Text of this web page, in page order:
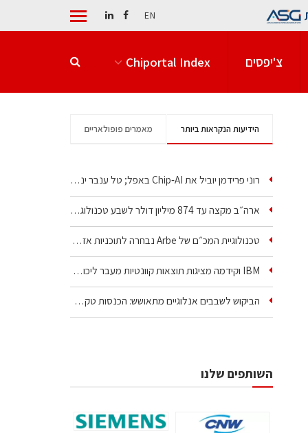
EN
צ'יפסים Chiportal Index
הידיעות הנקראות ביותר מאמרים פופולאריים
רוני פרידמן יוביל את Chip‑AI באפל; טל ענבר ינהל את…
ארה״ב מקצה עד 874 מיליון דולר לשבע טכנולוגיות שבבים…
טכנולוגיית המכ״ם של Arbe נבחרה לתוכניות אזרחיות וביטחוניות
IBM וקידמה מציגות תוצאות קוונטיות מעבר ליכולת…
הביקוש לשבבים אנלוגיים מתאושש: הכנסות טקסס…
השותפים שלנו